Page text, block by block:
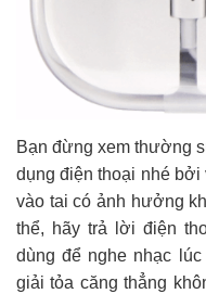
Bạn đừng xem thường
dụng điện thoại nhé bởi
vào tai có ảnh hưởng
thể, hãy trả lời điện
dùng để nghe nhạc
giải tỏa căng thẳng